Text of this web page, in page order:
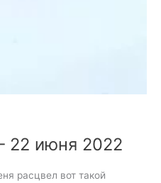
июня 2022
расцвел вот такой